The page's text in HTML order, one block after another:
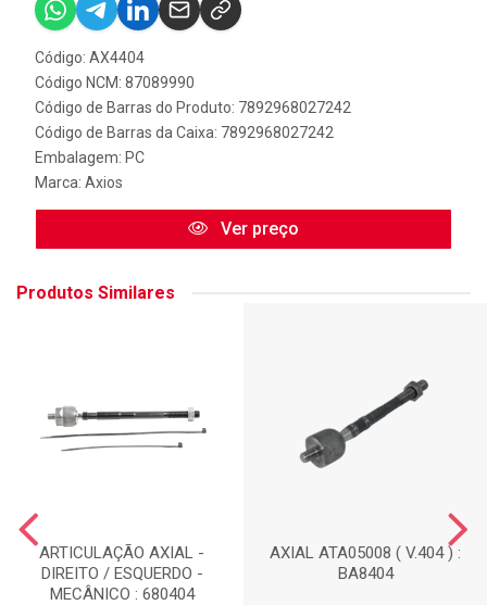
Código: AX4404
Código NCM: 87089990
Código de Barras do Produto: 7892968027242
Código de Barras da Caixa: 7892968027242
Embalagem: PC
Marca: Axios
Ver preço
Produtos Similares
ARTICULAÇÃO AXIAL -
DIREITO / ESQUERDO -
MECÂNICO : 680404
AXIAL ATA05008 ( V.404 ) :
BA8404